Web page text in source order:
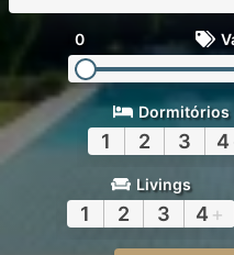
0
Dormitórios
1 2 3 4
Livings
1 2 3 4 +